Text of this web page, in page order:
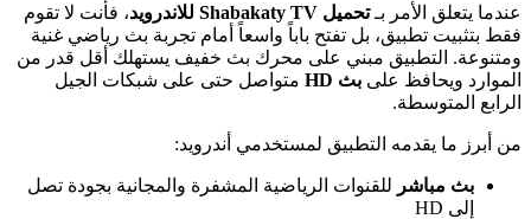
عندما يتعلق الأمر بـتحميل Shabakaty TV للاندرويد
، فأنت لا تقوم
فقط بتثبيت تطبيق، بل تفتح باباً واسعاً أمام تجربة بث رياضي غنية
ومتنوعة. التطبيق مبني على محرك بث خفيف يستهلك أقل قدر من
الموارد ويحافظ على بث HD
متواصل حتى على شبكات الجيل
الرابع المتوسطة.
من أبرز ما يقدمه التطبيق لمستخدمي أندرويد:
بث مباشر للقنوات الرياضية المشفرة والمجانية بجودة تصل
إلى HD